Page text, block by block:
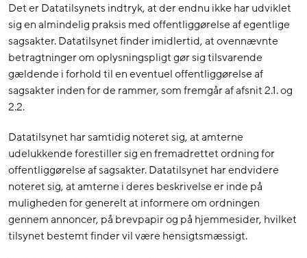
Det er Datatilsynets indtryk, at der endnu ikke har udviklet
sig en almindelig praksis med offentliggørelse af egentlige
sagsakter. Datatilsynet finder imidlertid, at ovennævnte
betragtninger om oplysningspligt gør sig tilsvarende
gældende i forhold til en eventuel offentliggørelse af
sagsakter inden for de rammer, som fremgår af afsnit 2.1. og
2.2.
Datatilsynet har samtidig noteret sig, at amterne
udelukkende forestiller sig en fremadrettet ordning for
offentliggørelse af sagsakter. Datatilsynet har endvidere
noteret sig, at amterne i deres beskrivelse er inde på
muligheden for generelt at informere om ordningen
gennem annoncer, på brevpapir og på hjemmesider, hvilket
tilsynet bestemt finder vil være hensigtsmæssigt.